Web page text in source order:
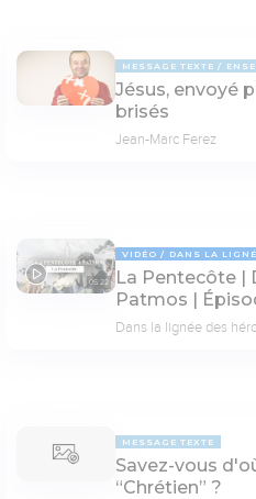
MESSAGE TEXTE
Jésus, envoyé
brisés
Jean-Marc Ferez
05:22
VIDÉO DANS LA
La Pentecôte |
Patmos |
Dans la lignée des
MESSAGE TEXTE
Savez-vous
“Chrétien” ?